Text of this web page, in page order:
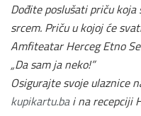
Dođite poslušati priču koja
srcem. Priču u kojoj će
Amfiteatar Herceg Etno
„Da sam ja neko!”
Osigurajte svoje ulaznice
kupikartu.bai na recepciji